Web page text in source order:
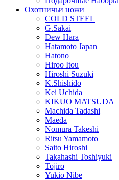
Охотничьи ножи
COLD STEEL
G.Sakai
Dew Hara
Hatamoto Japan
Hatono
Hiroo Itou
Hiroshi Suzuki
K.Shishido
Kei Uchida
KIKUO MATSUDA
Machida Tadashi
Maeda
Nomura Takeshi
Ritsu Yamamoto
Saito Hiroshi
Takahashi Toshiyuki
Tojiro
Yukio Nibe